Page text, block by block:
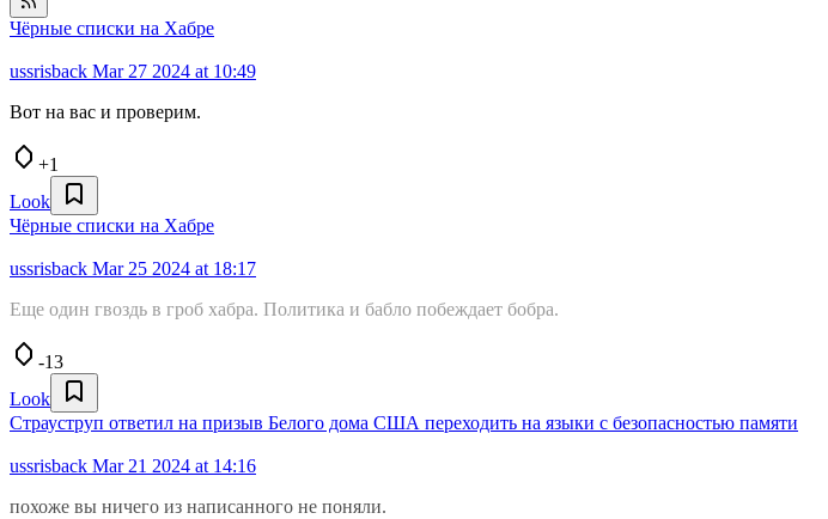
Чёрные списки на Хабре
ussrisback Mar 27 2024 at 10:49
Вот на вас и проверим.
+1
Look
Чёрные списки на Хабре
ussrisback Mar 25 2024 at 18:17
Еще один гвоздь в гроб хабра. Политика и бабло побеждает бобра.
-13
Look
Страуструп ответил на призыв Белого дома США переходить на языки с безопасностью памяти
ussrisback Mar 21 2024 at 14:16
похоже вы ничего из написанного не поняли.